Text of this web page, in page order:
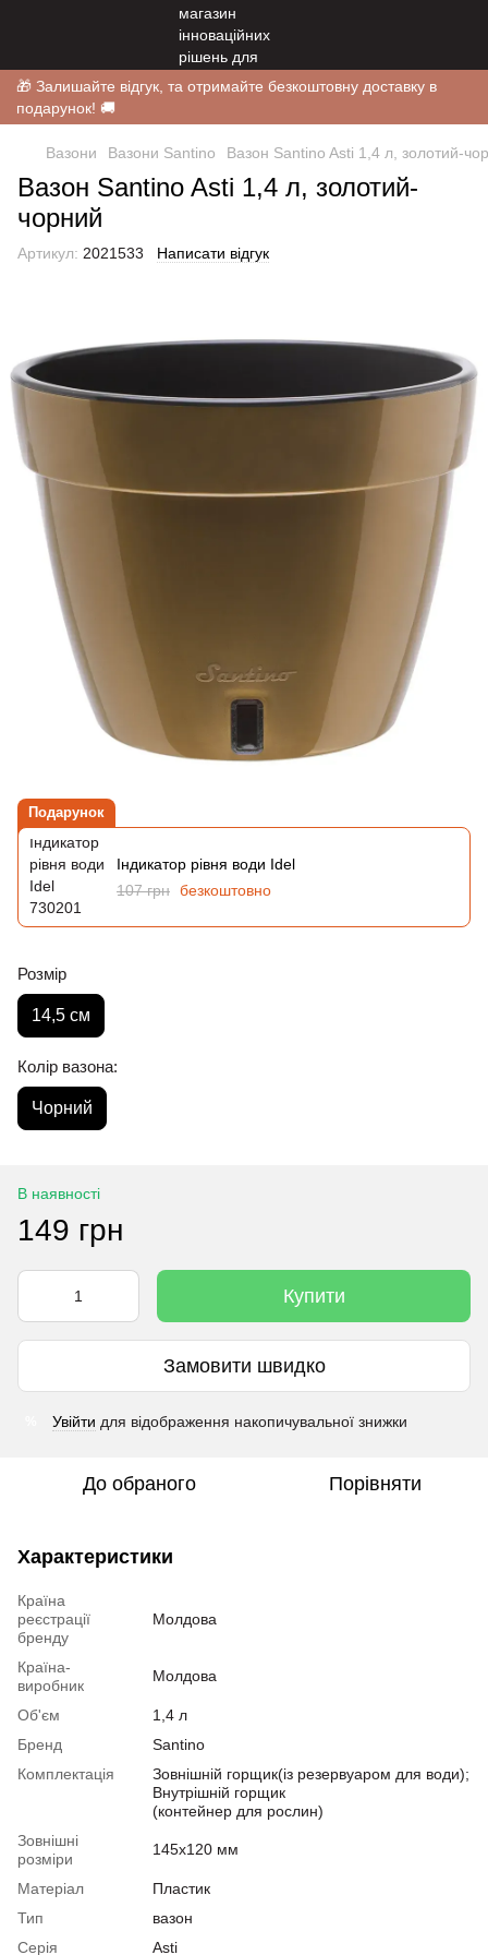
🎁 Залишайте відгук, та отримайте безкоштовну доставку в
подарунок! 🚚
Вазони Вазони Santino Вазон Santino Asti 1,4 л, золотий-
Вазон Santino Asti 1,4 л, золотий-
чорний
Артикул: 2021533 Написати відгук
Подарунок
Індикатор рівня води Idel
107 грн безкоштовно
Розмір
14,5 см
Колір вазона:
Чорний
В наявності
149 грн
Купити
Замовити швидко
Увійти для відображення накопичувальної знижки
До обраного Порівняти
Характеристики
Країна
реєстрації
бренду
Молдова
Країна-
виробник
Молдова
Об'єм
1,4 л
Бренд
Santino
Комплектація
Зовнішній горщик(із резервуаром для води);
Внутрішній горщик
(контейнер для рослин)
Зовнішні
розміри
145х120 мм
Матеріал
Пластик
Тип
вазон
Серія
Asti